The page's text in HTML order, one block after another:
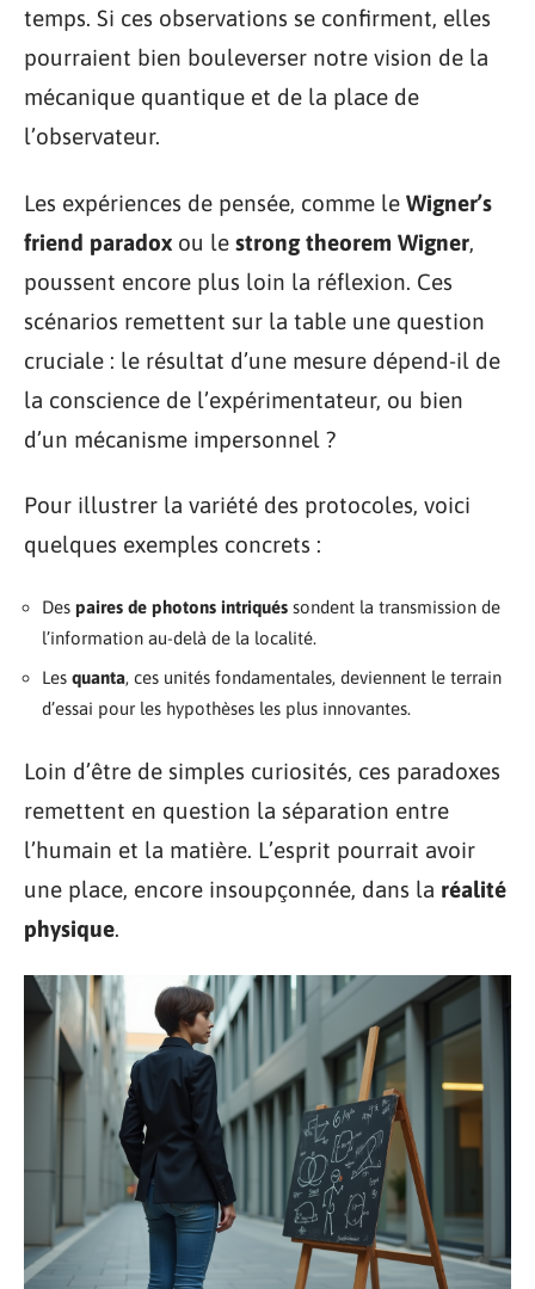
temps. Si ces observations se confirment, elles
pourraient bien bouleverser notre vision de la
mécanique quantique et de la place de
l’observateur.
Les expériences de pensée, comme le Wigner’s
friend paradox ou le strong theorem Wigner,
poussent encore plus loin la réflexion. Ces
scénarios remettent sur la table une question
cruciale : le résultat d’une mesure dépend-il de
la conscience de l’expérimentateur, ou bien
d’un mécanisme impersonnel ?
Pour illustrer la variété des protocoles, voici
quelques exemples concrets :
Des paires de photons intriqués sondent la transmission de
l’information au-delà de la localité.
Les quanta, ces unités fondamentales, deviennent le terrain
d’essai pour les hypothèses les plus innovantes.
Loin d’être de simples curiosités, ces paradoxes
remettent en question la séparation entre
l’humain et la matière. L’esprit pourrait avoir
une place, encore insoupçonnée, dans la réalité
physique.